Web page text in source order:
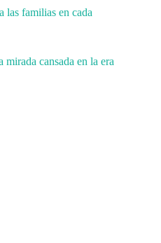
las familias en cada
mirada cansada en la era